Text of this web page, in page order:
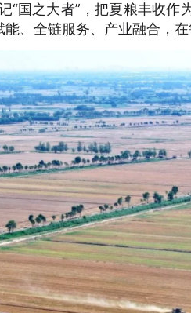
“国之大者”，把夏粮丰收
能、全链服务、产业融合，